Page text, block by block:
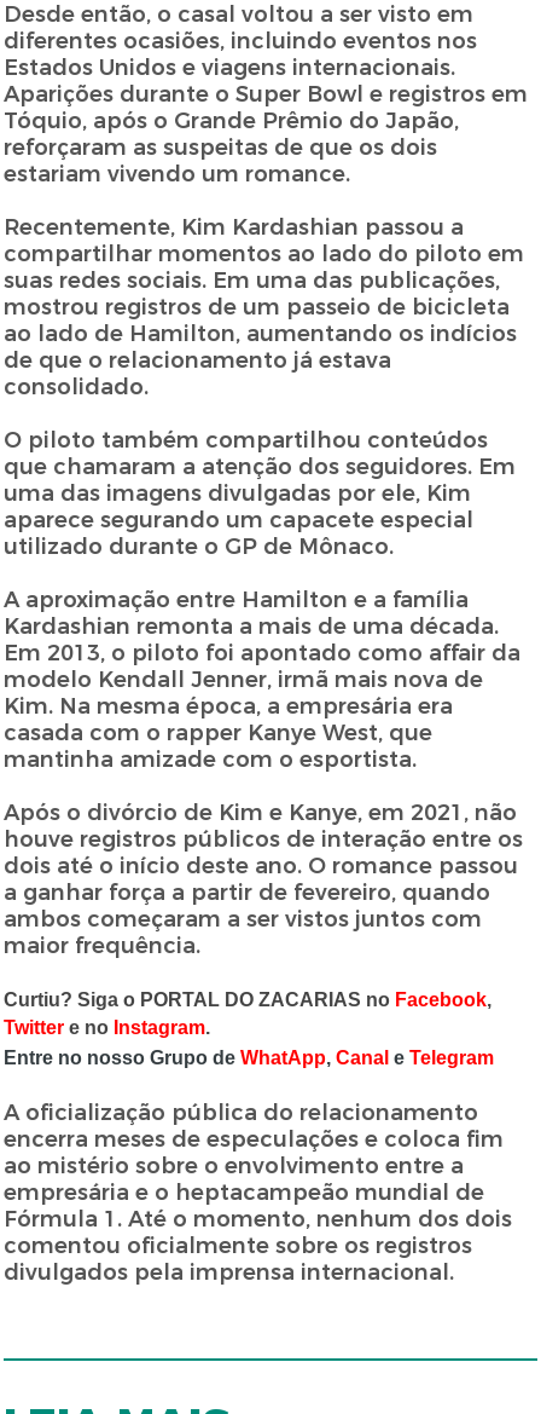
Desde então, o casal voltou a ser visto em
diferentes ocasiões, incluindo eventos nos
Estados Unidos e viagens internacionais.
Aparições durante o Super Bowl e registros em
Tóquio, após o Grande Prêmio do Japão,
reforçaram as suspeitas de que os dois
estariam vivendo um romance.
Recentemente, Kim Kardashian passou a
compartilhar momentos ao lado do piloto em
suas redes sociais. Em uma das publicações,
mostrou registros de um passeio de bicicleta
ao lado de Hamilton, aumentando os indícios
de que o relacionamento já estava
consolidado.
O piloto também compartilhou conteúdos
que chamaram a atenção dos seguidores. Em
uma das imagens divulgadas por ele, Kim
aparece segurando um capacete especial
utilizado durante o GP de Mônaco.
A aproximação entre Hamilton e a família
Kardashian remonta a mais de uma década.
Em 2013, o piloto foi apontado como affair da
modelo Kendall Jenner, irmã mais nova de
Kim. Na mesma época, a empresária era
casada com o rapper Kanye West, que
mantinha amizade com o esportista.
Após o divórcio de Kim e Kanye, em 2021, não
houve registros públicos de interação entre os
dois até o início deste ano. O romance passou
a ganhar força a partir de fevereiro, quando
ambos começaram a ser vistos juntos com
maior frequência.
Curtiu? Siga o PORTAL DO ZACARIAS no Facebook,
Twitter e no Instagram.
Entre no nosso Grupo deWhatApp,Canal eTelegram
A oficialização pública do relacionamento
encerra meses de especulações e coloca fim
ao mistério sobre o envolvimento entre a
empresária e o heptacampeão mundial de
Fórmula 1. Até o momento, nenhum dos dois
comentou oficialmente sobre os registros
divulgados pela imprensa internacional.